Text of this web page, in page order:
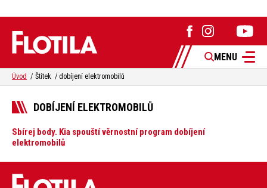
MENU
Úvod Štítek dobíjení elektromobilů
DOBÍJENÍ ELEKTROMOBILŮ
Sbírej body. Kia spouští věrnostní program dobíjení
elektromobilů